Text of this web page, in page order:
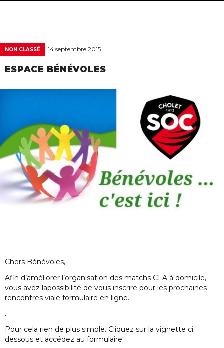
NON CLASSÉ 14 septembre 2015
ESPACE BÉNÉVOLES
Chers Bénévoles,
Afin d’améliorer l’organisation des matchs CFA à domicile,
vous avez lapossibilité de vous inscrire pour les prochaines
rencontres viale formulaire en ligne.
.
Pour cela rien de plus simple. Cliquez sur la vignette ci
dessous et accédez au formulaire.